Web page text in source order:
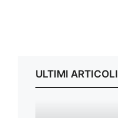
ULTIMI ARTICOLI